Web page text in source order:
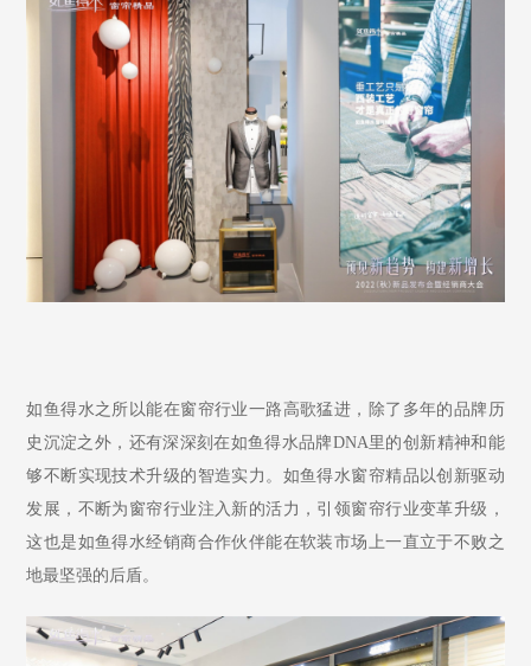
如鱼得水之所以能在窗帘行业一路高歌猛进，除了多年的品牌历
史沉淀之外，还有深深刻在如鱼得水品牌DNA里的创新精神和能
够不断实现技术升级的智造实力。如鱼得水窗帘精品以创新驱动
发展，不断为窗帘行业注入新的活力，引领窗帘行业变革升级，
这也是如鱼得水经销商合作伙伴能在软装市场上一直立于不败之
地最坚强的后盾。